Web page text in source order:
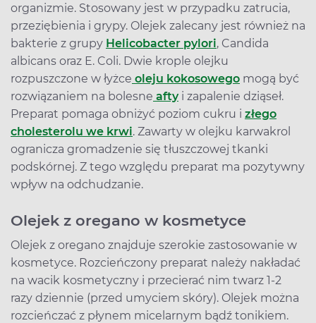
organizmie. Stosowany jest w przypadku zatrucia,
przeziębienia i grypy. Olejek zalecany jest również na
bakterie z grupy Helicobacter pylori, Candida
albicans oraz E. Coli. Dwie krople olejku
rozpuszczone w łyżce oleju kokosowego mogą być
rozwiązaniem na bolesne aftyi zapalenie dziąseł.
Preparat pomaga obniżyć poziom cukru i złego
cholesterolu we krwi. Zawarty w olejku karwakrol
ogranicza gromadzenie się tłuszczowej tkanki
podskórnej. Z tego względu preparat ma pozytywny
wpływ na odchudzanie.
Olejek z oregano w kosmetyce
Olejek z oregano znajduje szerokie zastosowanie w
kosmetyce. Rozcieńczony preparat należy nakładać
na wacik kosmetyczny i przecierać nim twarz 1-2
razy dziennie (przed umyciem skóry). Olejek można
rozcieńczać z płynem micelarnym bądź tonikiem.